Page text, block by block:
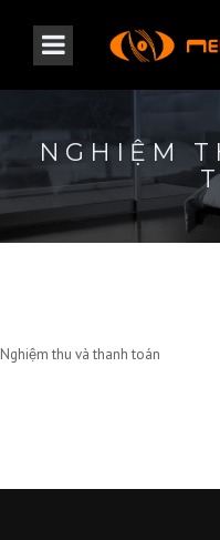
NGHIỆM
Nghiệm thu và thanh toán